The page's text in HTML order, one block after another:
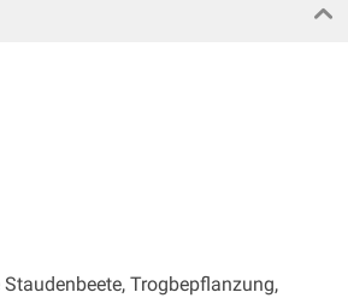
Trogbepflanzung,